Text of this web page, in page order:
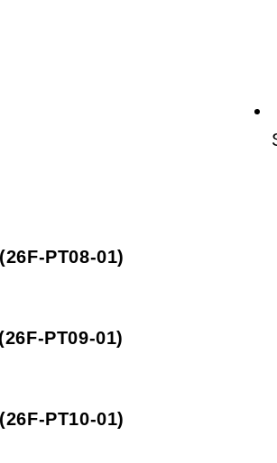
26F-PT08-01
26F-PT09-01
26F-PT10-01